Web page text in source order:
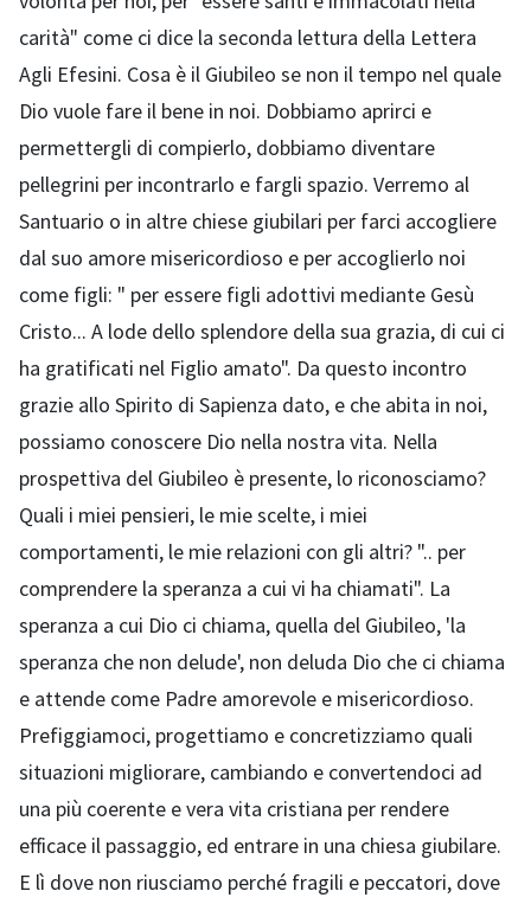
carità" come ci dice la seconda lettura della Lettera
Agli Efesini. Cosa è il Giubileo se non il tempo nel quale
Dio vuole fare il bene in noi. Dobbiamo aprirci e
permettergli di compierlo, dobbiamo diventare
pellegrini per incontrarlo e fargli spazio. Verremo al
Santuario o in altre chiese giubilari per farci accogliere
dal suo amore misericordioso e per accoglierlo noi
come figli: " per essere figli adottivi mediante Gesù
Cristo... A lode dello splendore della sua grazia, di cui ci
ha gratificati nel Figlio amato". Da questo incontro
grazie allo Spirito di Sapienza dato, e che abita in noi,
possiamo conoscere Dio nella nostra vita. Nella
prospettiva del Giubileo è presente, lo riconosciamo?
Quali i miei pensieri, le mie scelte, i miei
comportamenti, le mie relazioni con gli altri? ".. per
comprendere la speranza a cui vi ha chiamati". La
speranza a cui Dio ci chiama, quella del Giubileo, 'la
speranza che non delude', non deluda Dio che ci chiama
e attende come Padre amorevole e misericordioso.
Prefiggiamoci, progettiamo e concretizziamo quali
situazioni migliorare, cambiando e convertendoci ad
una più coerente e vera vita cristiana per rendere
efficace il passaggio, ed entrare in una chiesa giubilare.
E lì dove non riusciamo perché fragili e peccatori, dove